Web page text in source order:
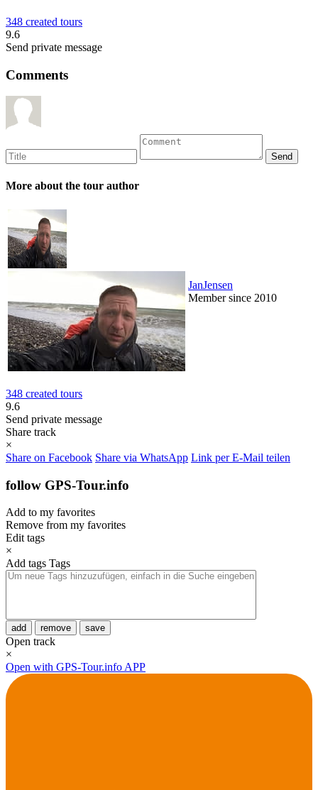
348 created tours
9.6
Send private message
Comments
More about the tour author
JanJensen
Member since 2010
348 created tours
9.6
Send private message
Share track
×
Share on Facebook Share via WhatsApp Link per E-Mail teilen
follow GPS-Tour.info
Add to my favorites
Remove from my favorites
Edit tags
×
Add tags Tags
add remove save
Open track
×
Open with GPS-Tour.info APP